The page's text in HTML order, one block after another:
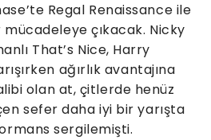
Regal Renaissance ile
çıkacak. Nicky
That’s Nice, Harry
ağırlık avantajına
olan at, çitlerde henüz
sefer daha iyi bir yarışta
sergilemişti.